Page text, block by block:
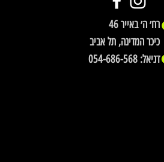
רח׳ ה׳ באייר46
כיכר המדינה, תל אביב
דניאל: 054-686-568